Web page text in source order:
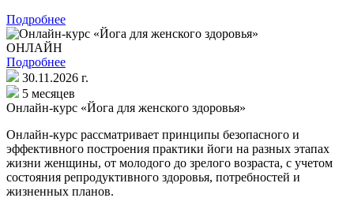
Подробнее
ОНЛАЙН
Подробнее
30.11.2026 г.
5 месяцев
Онлайн-курс «Йога для женского здоровья»
Онлайн-курс рассматривает принципы безопасного и
эффективного построения практики йоги на разных этапах
жизни женщины, от молодого до зрелого возраста, с учетом
состояния репродуктивного здоровья, потребностей и
жизненных планов.